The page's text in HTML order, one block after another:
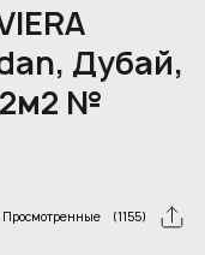
Дубай,
№
Просмотренные (1155)